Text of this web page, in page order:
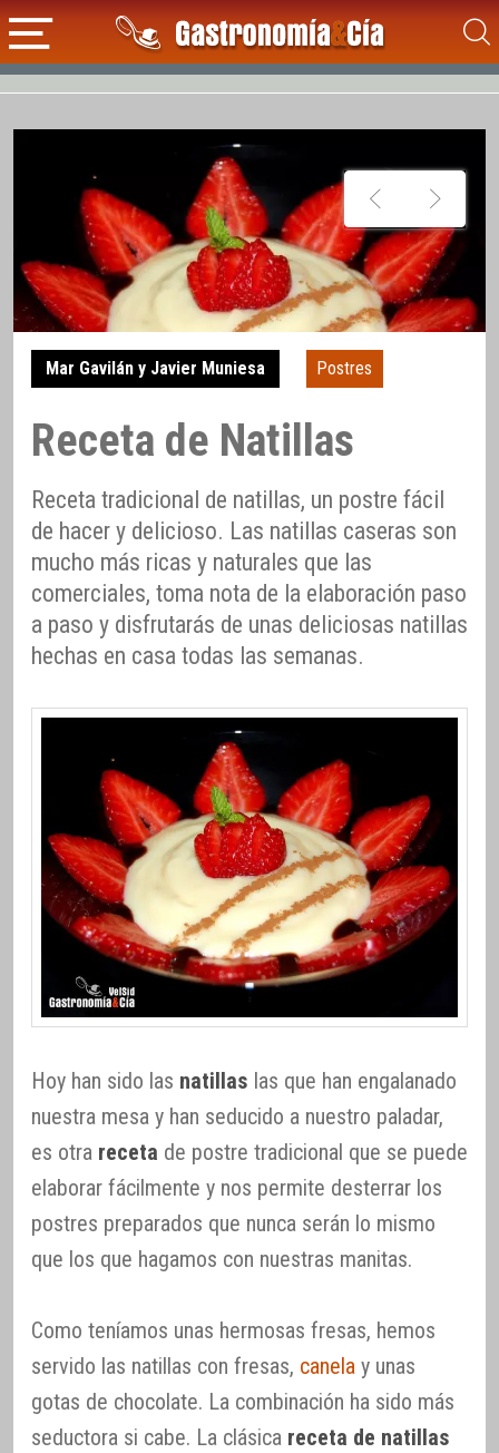
Mar Gavilán y Javier Muniesa Postres
Receta de Natillas
Receta tradicional de natillas, un postre fácil
de hacer y delicioso. Las natillas caseras son
mucho más ricas y naturales que las
comerciales, toma nota de la elaboración paso
a paso y disfrutarás de unas deliciosas natillas
hechas en casa todas las semanas.
Hoy han sido las natillas las que han engalanado
nuestra mesa y han seducido a nuestro paladar,
es otra receta de postre tradicional que se puede
elaborar fácilmente y nos permite desterrar los
postres preparados que nunca serán lo mismo
que los que hagamos con nuestras manitas.
Como teníamos unas hermosas fresas, hemos
servido las natillas con fresas, canela y unas
gotas de chocolate. La combinación ha sido más
seductora si cabe. La clásica receta de natillas